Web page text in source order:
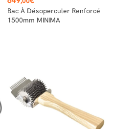
Bac À Désoperculer Renforcé
1500mm MINIMA